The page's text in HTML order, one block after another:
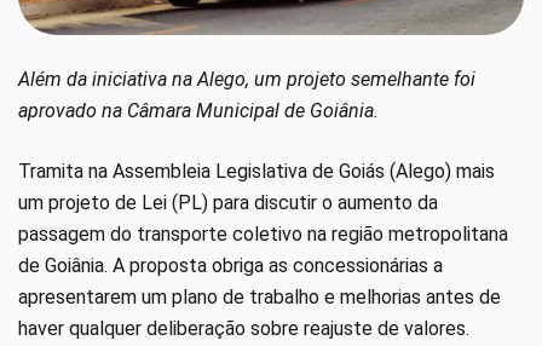
Além da iniciativa na Alego, um projeto semelhante foi
aprovado na Câmara Municipal de Goiânia.
Tramita na Assembleia Legislativa de Goiás (Alego) mais
um projeto de Lei (PL) para discutir o aumento da
passagem do transporte coletivo na região metropolitana
de Goiânia. A proposta obriga as concessionárias a
apresentarem um plano de trabalho e melhorias antes de
haver qualquer deliberação sobre reajuste de valores.